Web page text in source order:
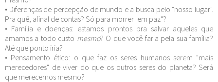
• Diferenças de percepção de mundo e a busca pelo "nosso lugar".
Pra quê, afinal de contas? Só para morrer "em paz"?
• Família e doenças: estamos prontos pra salvar aqueles que
amamos a todo custo mesmo? O que você faria pela sua família?
Até que ponto iria?
• Pensamento ético: o que faz os seres humanos serem "mais
merecedores" de viver do que os outros seres do planeta? Será
que merecemos mesmo?